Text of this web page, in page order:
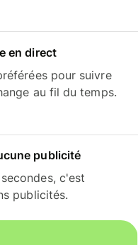
en direct
pour suivre
au fil du temps.
publicité
c'est
publicités.